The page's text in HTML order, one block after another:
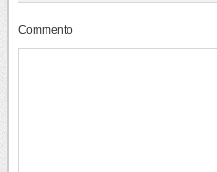
Commento